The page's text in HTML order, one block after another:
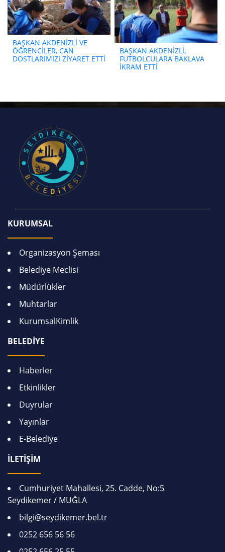
BAŞKAN AKDENİZLİ VE
ÖĞRENCİLER, CAN
DOSTLARIMIZI ZİYARET ETTİ
BAŞKAN AKDENİZLİ,
FUTBOLCULARA BAKLAVA
İKRAM ETTİ
KURUMSAL
Organizasyon Şeması
Belediye Meclisi
Müdürlükler
Muhtarlar
KurumsalKimlik
BELEDİYE
Haberler
Etkinlikler
Duyrular
Yayınlar
E-Belediye
İLETİŞİM
Cumhuriyet Mahallesi, 25. Cadde, No:5
Seydikemer / MUĞLA
bilgi@seydikemer.bel.tr
0252 656 56 56